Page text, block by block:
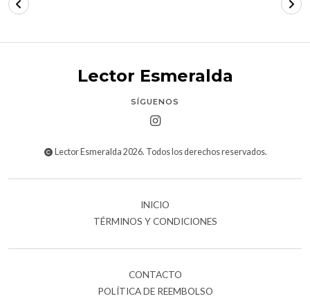
Lector Esmeralda
SÍGUENOS
Lector Esmeralda 2026. Todos los derechos reservados.
INICIO
TÉRMINOS Y CONDICIONES
CONTACTO
POLÍTICA DE REEMBOLSO